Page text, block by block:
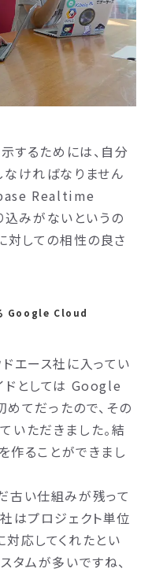
するためには、自分
なければなりません
Realtime
みがないというの
対しての相性の良さ
る Google Cloud
エース社に入ってい
ドとしては Google
てだったので、その
いただきました。結
作ることができまし
古い仕組みが残って
はプロジェクト単位
応してくれたとい
タムが多いですね、